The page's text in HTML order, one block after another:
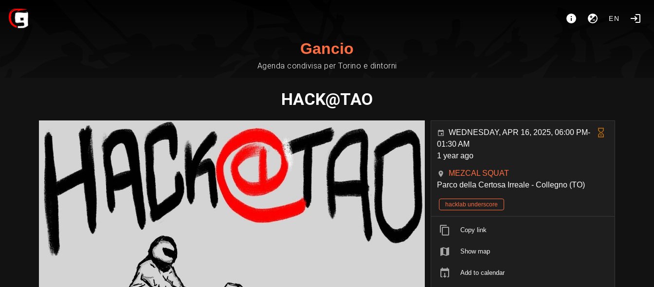
EN
Gancio
Agenda condivisa per Torino e dintorni
HACK@TAO
WEDNESDAY, APR 16, 2025, 06:00 PM-
01:30 AM
1 year ago
MEZCAL SQUAT
Parco della Certosa Irreale - Collegno (TO)
hacklab underscore
Copy link
Show map
Add to calendar